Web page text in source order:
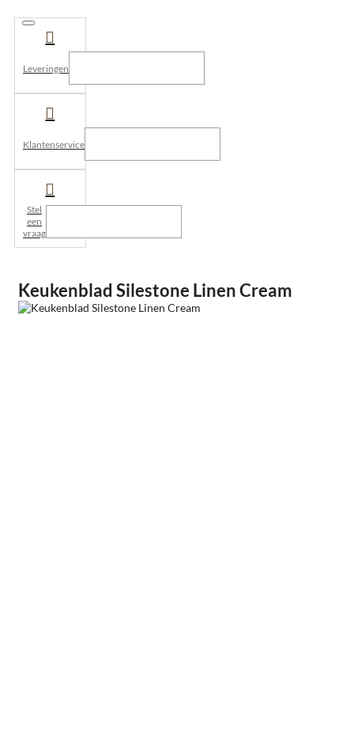
Leveringen
Klantenservice
Stel
een
vraag
Keukenblad Silestone Linen Cream